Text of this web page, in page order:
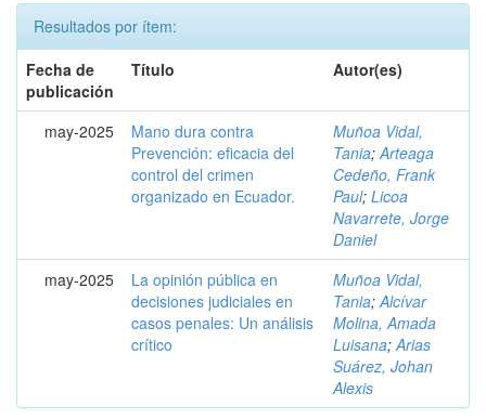
Resultados por ítem:
Fecha de
publicación
Título Autor(es)
may-2025
Mano dura contra
Prevención: eficacia del
control del crimen
organizado en Ecuador.
Muñoa Vidal,
Tania;Arteaga
Cedeño, Frank
Paul; Licoa
Navarrete, Jorge
Daniel
may-2025
La opinión pública en
decisiones judiciales en
casos penales: Un análisis
crítico
Muñoa Vidal,
Tania;Alcívar
Molina, Amada
Luisana;Arias
Suárez, Johan
Alexis